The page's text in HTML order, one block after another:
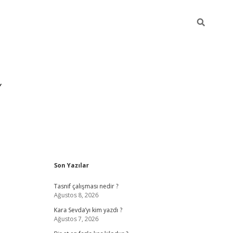
Sidebar
Son Yazılar
Tasnif çalışması nedir ?
Ağustos 8, 2026
Kara Sevda’yı kim yazdı ?
Ağustos 7, 2026